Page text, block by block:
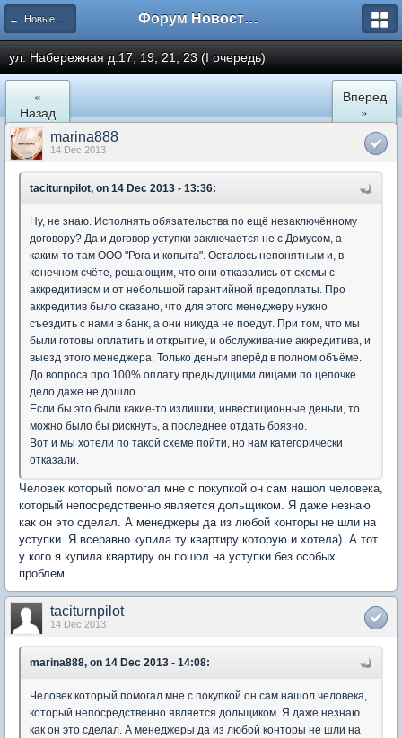
← Новые Водники Форум Новостройки
ул. Набережная д.17, 19, 21, 23 (I очередь)
«
Назад
Вперед
»
marina888
14 Dec 2013
taciturnpilot, on 14 Dec 2013 - 13:36:
Ну, не знаю. Исполнять обязательства по ещё незаключённому
договору? Да и договор уступки заключается не с Домусом, а
каким-то там ООО "Рога и копыта". Осталось непонятным и, в
конечном счёте, решающим, что они отказались от схемы с
аккредитивом и от небольшой гарантийной предоплаты. Про
аккредитив было сказано, что для этого менеджеру нужно
съездить с нами в банк, а они никуда не поедут. При том, что мы
были готовы оплатить и открытие, и обслуживание аккредитива, и
выезд этого менеджера. Только деньги вперёд в полном объёме.
До вопроса про 100% оплату предыдущими лицами по цепочке
дело даже не дошло.
Если бы это были какие-то излишки, инвестиционные деньги, то
можно было бы рискнуть, а последнее отдать боязно.
Вот и мы хотели по такой схеме пойти, но нам категорически
отказали.
Человек который помогал мне с покупкой он сам нашол человека,
который непосредственно является дольщиком. Я даже незнаю
как он это сделал. А менеджеры да из любой конторы не шли на
уступки. Я всеравно купила ту квартиру которую и хотела). А тот
у кого я купила квартиру он пошол на уступки без особых
проблем.
taciturnpilot
14 Dec 2013
marina888, on 14 Dec 2013 - 14:08:
Человек который помогал мне с покупкой он сам нашол человека,
который непосредственно является дольщиком. Я даже незнаю
как он это сделал. А менеджеры да из любой конторы не шли на